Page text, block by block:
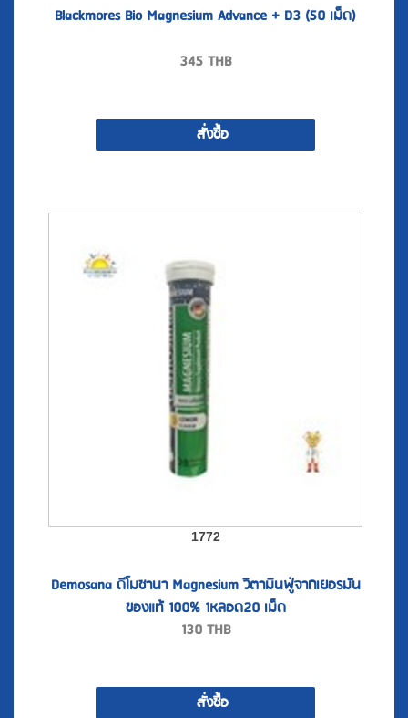
Blackmores Bio Magnesium Advance + D3 (50 เม็ด)
345THB
สั่งซื้อ
1772
Demosana ดีโมซานา Magnesium วิตามินฟู่จากเยอรมัน
ของแท้ 100% 1หลอด20 เม็ด
130 THB
สั่งซื้อ